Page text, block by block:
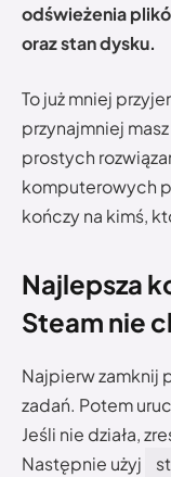
odświeżenia
oraz stan dysku.
To już mniej
przynajmniej
prostych
komputerowych
kończy na kimś,
Najlepsza
Steam nie
Najpierw zamknij
zadań. Potem
Jeśli nie działa,
Następnie użyj